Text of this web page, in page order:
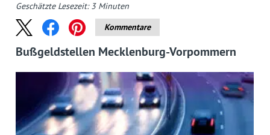
Geschätzte Lesezeit:3 Minuten
Kommentare
Bußgeldstellen Mecklenburg-Vorpommern